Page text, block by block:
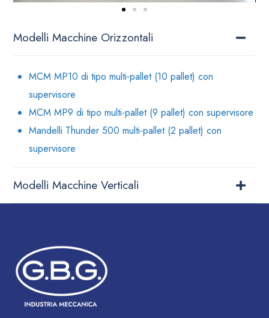
Modelli Macchine Orizzontali
MCM MP10 di tipo multi-pallet (10 pallet) con
supervisore
MCM MP9 di tipo multi-pallet (9 pallet) con supervisore
Mandelli Thunder 500 multi-pallet (2 pallet) con
supervisore
Modelli Macchine Verticali